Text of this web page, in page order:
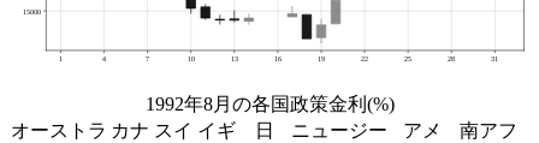
1992年8月の各国政策金利(%)
オーストラ カナ スイ イギ
日
ニュージー
アメ
南アフ